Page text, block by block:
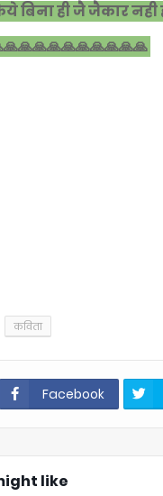
बिना ही जै जैकार नही
कविता
Facebook
like